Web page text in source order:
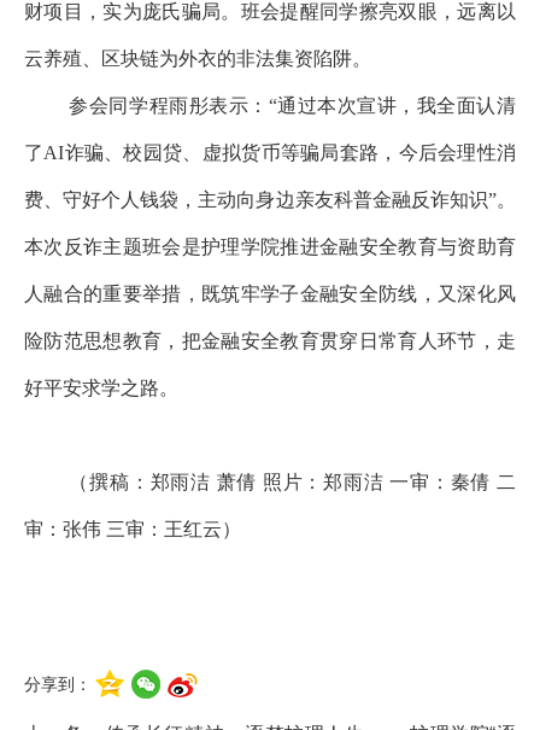
财项目，实为庞氏骗局。班会提醒同学擦亮双眼，远离以
云养殖、区块链为外衣的非法集资陷阱。
参会同学程雨彤表示：“通过本次宣讲，我全面认清
了AI诈骗、校园贷、虚拟货币等骗局套路，今后会理性消
费、守好个人钱袋，主动向身边亲友科普金融反诈知识”。
本次反诈主题班会是护理学院推进金融安全教育与资助育
人融合的重要举措，既筑牢学子金融安全防线，又深化风
险防范思想教育，把金融安全教育贯穿日常育人环节，走
好平安求学之路。
（撰稿：郑雨洁 萧倩 照片：郑雨洁 一审：秦倩 二
审：张伟 三审：王红云）
分享到：